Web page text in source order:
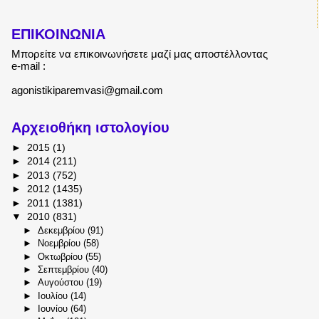
ΕΠΙΚΟΙΝΩΝΙΑ
Μπορείτε να επικοινωνήσετε μαζί μας αποστέλλοντας
e-mail :
agonistikiparemvasi@gmail.com
Αρχειοθήκη ιστολογίου
► 2015 (1)
► 2014 (211)
► 2013 (752)
► 2012 (1435)
► 2011 (1381)
▼ 2010 (831)
► Δεκεμβρίου (91)
►
Νοεμβρίου (58)
► Οκτωβρίου (55)
► Σεπτεμβρίου (40)
► Αυγούστου (19)
► Ιουλίου (14)
►
Ιουνίου (64)